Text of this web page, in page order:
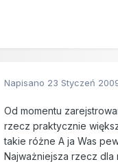
Napisano 23 Styczeń
Od momentu
rzecz praktycznie
takie różne A ja Was
Najważniejsza rzecz dla